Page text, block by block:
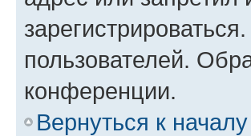
пользователей.
конференции.
Вернуться к началу